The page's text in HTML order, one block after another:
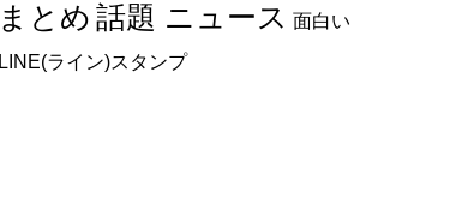
まとめ 話題 ニュース 面白い
LINE(ライン)スタンプ